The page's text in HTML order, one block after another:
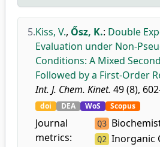
5.Kiss, V., Ősz, K.: Double
Evaluation under Non-
Conditions: A Mixed
Followed by a First-Order
Int. J. Chem. Kinet. 49 (8),
doi DEA WoS Scopus
Journal
metrics:
Q3
Q2 Inorganic